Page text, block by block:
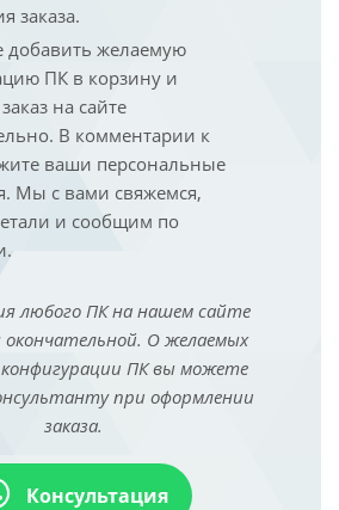
заказа.
добавить желаемую
ПК в корзину и
на сайте
В комментарии к
ваши персональные
Мы с вами свяжемся,
и сообщим по
любого ПК на нашем сайте
окончательной. О желаемых
конфигурации ПК вы можете
при оформлении
заказа.
Консультация